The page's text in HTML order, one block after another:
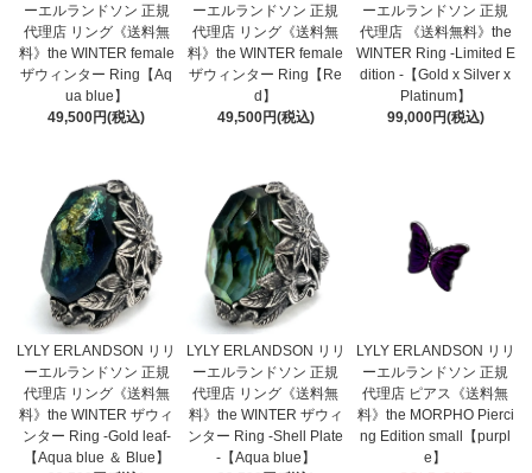
ーエルランドソン 正規
代理店 リング《送料無
料》the WINTER female
ザウィンター Ring【Aq
ua blue】
49,500円(税込)
ーエルランドソン 正規
代理店 リング《送料無
料》the WINTER female
ザウィンター Ring【Re
d】
49,500円(税込)
ーエルランドソン 正規
代理店 《送料無料》the
WINTER Ring -Limited E
dition -【Gold x Silver x
Platinum】
99,000円(税込)
LYLY ERLANDSON リリ
ーエルランドソン 正規
代理店 リング《送料無
料》the WINTER ザウィ
ンター Ring -Gold leaf-
【Aqua blue ＆ Blue】
LYLY ERLANDSON リリ
ーエルランドソン 正規
代理店 リング《送料無
料》the WINTER ザウィ
ンター Ring -Shell Plate
-【Aqua blue】
LYLY ERLANDSON リリ
ーエルランドソン 正規
代理店 ピアス《送料無
料》the MORPHO Pierci
ng Edition small【purpl
e】